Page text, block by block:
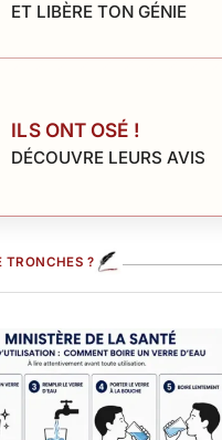
ET LIBÈRE TON GÉNIE
ILS ONT OSÉ !
DÉCOUVRE LEURS AVIS
TRONCHES ?